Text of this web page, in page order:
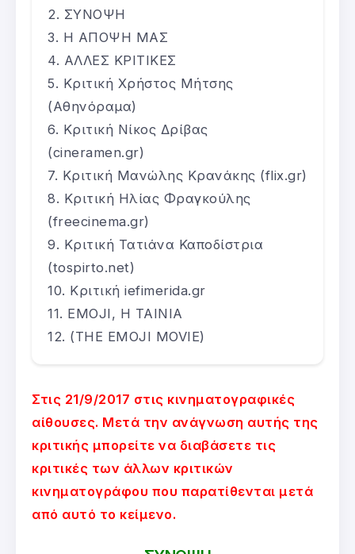
ΣΥΝΟΨΗ
Η ΑΠΟΨΗ ΜΑΣ
ΑΛΛΕΣ ΚΡΙΤΙΚΕΣ
Κριτική Χρήστος Μήτσης
(Αθηνόραμα)
Κριτική Νίκος Δρίβας
(cineramen.gr)
Κριτική Μανώλης Κρανάκης (flix.gr)
Κριτική Ηλίας Φραγκούλης
(freecinema.gr)
Κριτική Τατιάνα Καποδίστρια
(tospirto.net)
Κριτική iefimerida.gr
EMOJI, Η ΤΑΙΝΙΑ
(THE EMOJI MOVIE)
Στις 21/9/2017 στις κινηματογραφικές
αίθουσες. Μετά την ανάγνωση αυτής της
κριτικής μπορείτε να διαβάσετε τις
κριτικές των άλλων κριτικών
κινηματογράφου που παρατίθενται μετά
από αυτό το κείμενο.